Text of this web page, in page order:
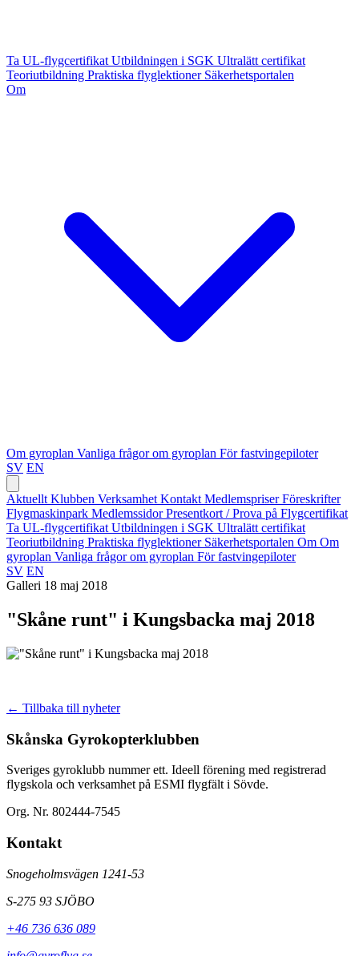
Ta UL-flygcertifikat Utbildningen i SGK Ultralätt certifikat
Teoriutbildning Praktiska flyglektioner Säkerhetsportalen
Om
Om gyroplan Vanliga frågor om gyroplan För fastvingepiloter
SV EN
Aktuellt Klubben Verksamhet Kontakt MedlemspriserFöreskrifter
Flygmaskinpark MedlemssidorPresentkort / Prova på Flygcertifikat
Ta UL-flygcertifikat Utbildningen i SGK Ultralätt certifikat
Teoriutbildning Praktiska flyglektioner Säkerhetsportalen Om Om
gyroplan Vanliga frågor om gyroplan För fastvingepiloter
SV EN
Galleri 18 maj 2018
"Skåne runt" i Kungsbacka maj 2018
← Tillbaka till nyheter
Skånska Gyrokopterklubben
Sveriges gyroklubb nummer ett. Ideell förening med registrerad
flygskola och verksamhet på ESMI flygfält i Sövde.
Org. Nr. 802444-7545
Kontakt
Snogeholmsvägen 1241-53
S-275 93 SJÖBO
+46 736 636 089